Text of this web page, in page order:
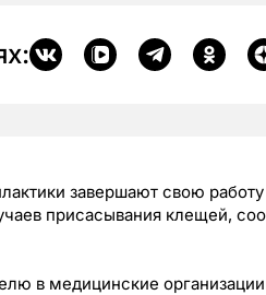
завершают свою
присасывания клещей,
в медицинские